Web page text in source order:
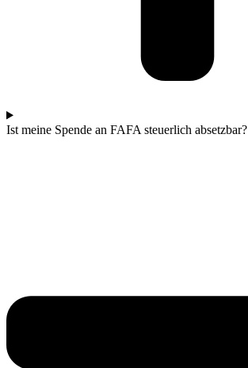
Ist meine Spende an FAFA steuerlich absetzbar?